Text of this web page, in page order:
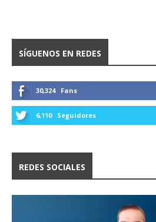
SÍGUENOS EN REDES
30,324 Fans
6,110 Seguidores
REDES SOCIALES